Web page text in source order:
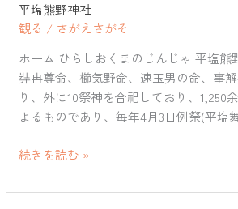
郷
土
館
平塩熊野神社
観る / さがえさがそ
ホーム ひらしおくまのじんじゃ 平塩熊
弉冉尊命、櫛気野命、速玉男の命、事
り、外に10祭神を合祀しており、1,250
よるものであり、毎年4月3日例祭(平塩
平
塩
野
神
社
続きを読む »